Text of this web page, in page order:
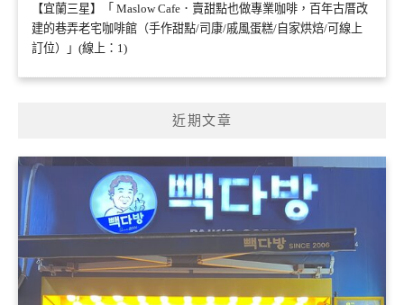
【宜蘭三星】「 Maslow Cafe．賣甜點也做專業咖啡，百年古厝改
建的巷弄老宅咖啡館（手作甜點/司康/戚風蛋糕/自家烘焙/可線上
訂位）」(線上：1)
近期文章